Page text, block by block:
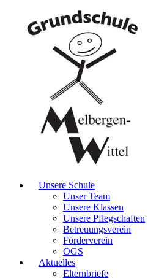
Unsere Schule
Unser Team
Unsere Klassen
Unsere Pflegschaften
Betreuungsverein
Förderverein
OGS
Aktuelles
Elternbriefe